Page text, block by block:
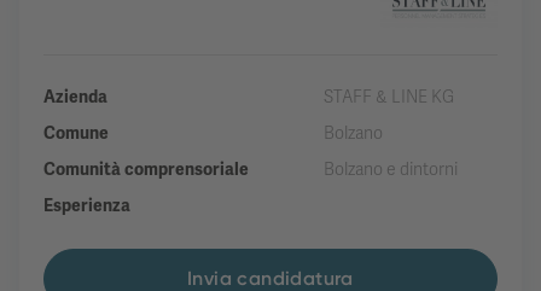
Azienda
STAFF & LINE KG
Comune
Bolzano
Comunità comprensoriale
Bolzano e dintorni
Esperienza
Invia candidatura